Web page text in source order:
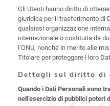
Gli Utenti hanno diritto di
giuridica per il trasferimento di
qualsiasi organizzazione
internazionale o costituita da
l’ONU, nonché in merito alle
Titolare per proteggere i loro
Dettagli sul diritto di
Quando i Dati Personali sono
nell’esercizio di pubblici poteri